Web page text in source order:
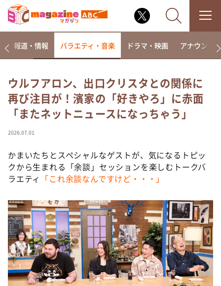
なるみ・岡村の過ぎるTV
相席食堂
これ余談なんですけど・・・
て真剣です
探偵！ナイトスクープ
news おかえり
河合＆A.B.C-Z塚田×福井アナ「なんでやねん！？」
（news おかえり）
DAIGOも台所 ～きょうの献立 何にする？～
本日はダイアンなり！シーズン２
朝だ！生です旅サラダ
教えて！ニュースライブ 正義のミカタ
報道・情報 バラエティ・音楽 ドラマ・映画 アナウンサー
ウルフアロン、出口クリスタとの関係に
再び注目が！濱家の「好きやろ」に赤面
「またネットニュースになっちゃう」
2026.07.01
かまいたちとスペシャルなゲストが、気になるトピッ
クから生まれる「余談」セッションを楽しむトークバ
ラエティ 「これ余談なんですけど・・・」